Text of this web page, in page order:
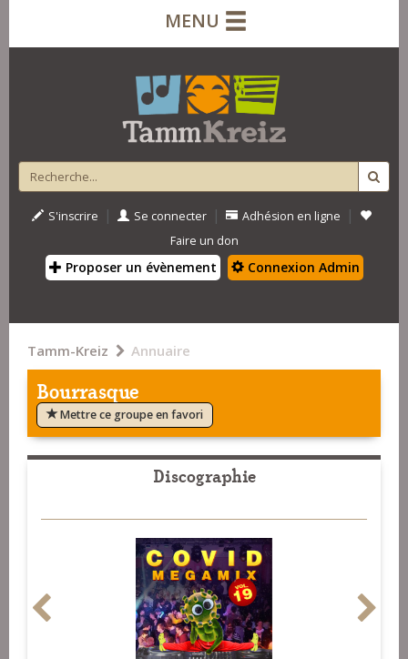
MENU
S'inscrire | Se connecter | Adhésion en ligne |
Faire un don
Proposer un évènement Connexion Admin
Tamm-Kreiz Annuaire
Bourrasque
Mettre ce groupe en favori
Discographie